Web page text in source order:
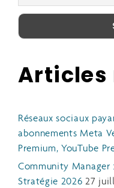
Articles
Réseaux sociaux
abonnements Meta
Premium, YouTube
Community Manager
Stratégie 2026 27